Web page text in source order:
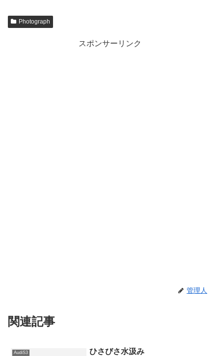
Photograph
スポンサーリンク
管理人
関連記事
AudiS3 ひさびさ水汲み